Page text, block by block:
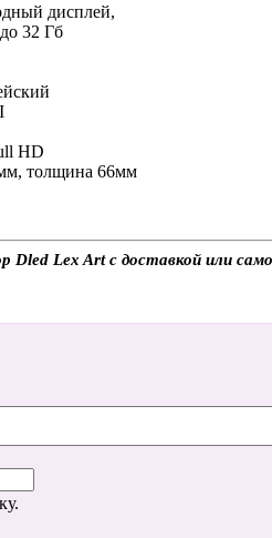
дисплей,
32 Гб
HD
толщина 66мм
Dled Lex Art с доставкой или